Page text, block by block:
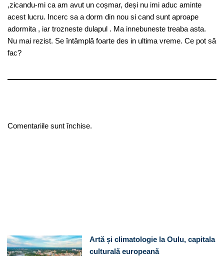
,zicandu-mi ca am avut un coșmar, deși nu imi aduc aminte
acest lucru. Incerc sa a dorm din nou si cand sunt aproape
adormita , iar trozneste dulapul . Ma innebuneste treaba asta.
Nu mai rezist. Se întâmplă foarte des in ultima vreme. Ce pot să
fac?
Comentariile sunt închise.
Artă și climatologie la Oulu, capitala
culturală europeană